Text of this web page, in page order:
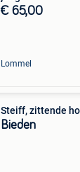
€ 65,00
Lommel
Steiff, zittende
Bieden